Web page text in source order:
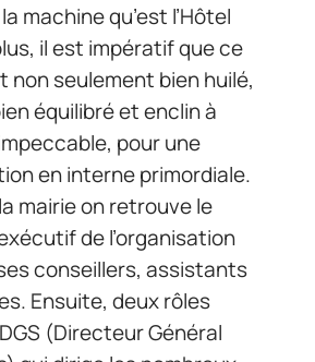
machine qu’est l’Hôtel
il est impératif que ce
non seulement bien huilé,
équilibré et enclin à
pour une
en interne primordiale.
mairie on retrouve le
de l’organisation
conseillers, assistants
Ensuite, deux rôles
(Directeur Général